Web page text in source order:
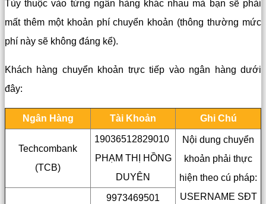
Tùy thuộc vào từng ngân hàng khác nhau mà bạn sẽ phải
mất thêm một khoản phí chuyển khoản (thông thường mức
phí này sẽ không đáng kể).
Khách hàng chuyển khoản trực tiếp vào ngân hàng dưới
đây:
Ngân Hàng Tài Khoản Ghi Chú
Techcombank
(TCB)
19036512829010
PHẠM THỊ HỒNG
DUYÊN
Nội dung chuyển
khoản phải thực
hiện theo cú pháp:
USERNAME SĐT
9973469501